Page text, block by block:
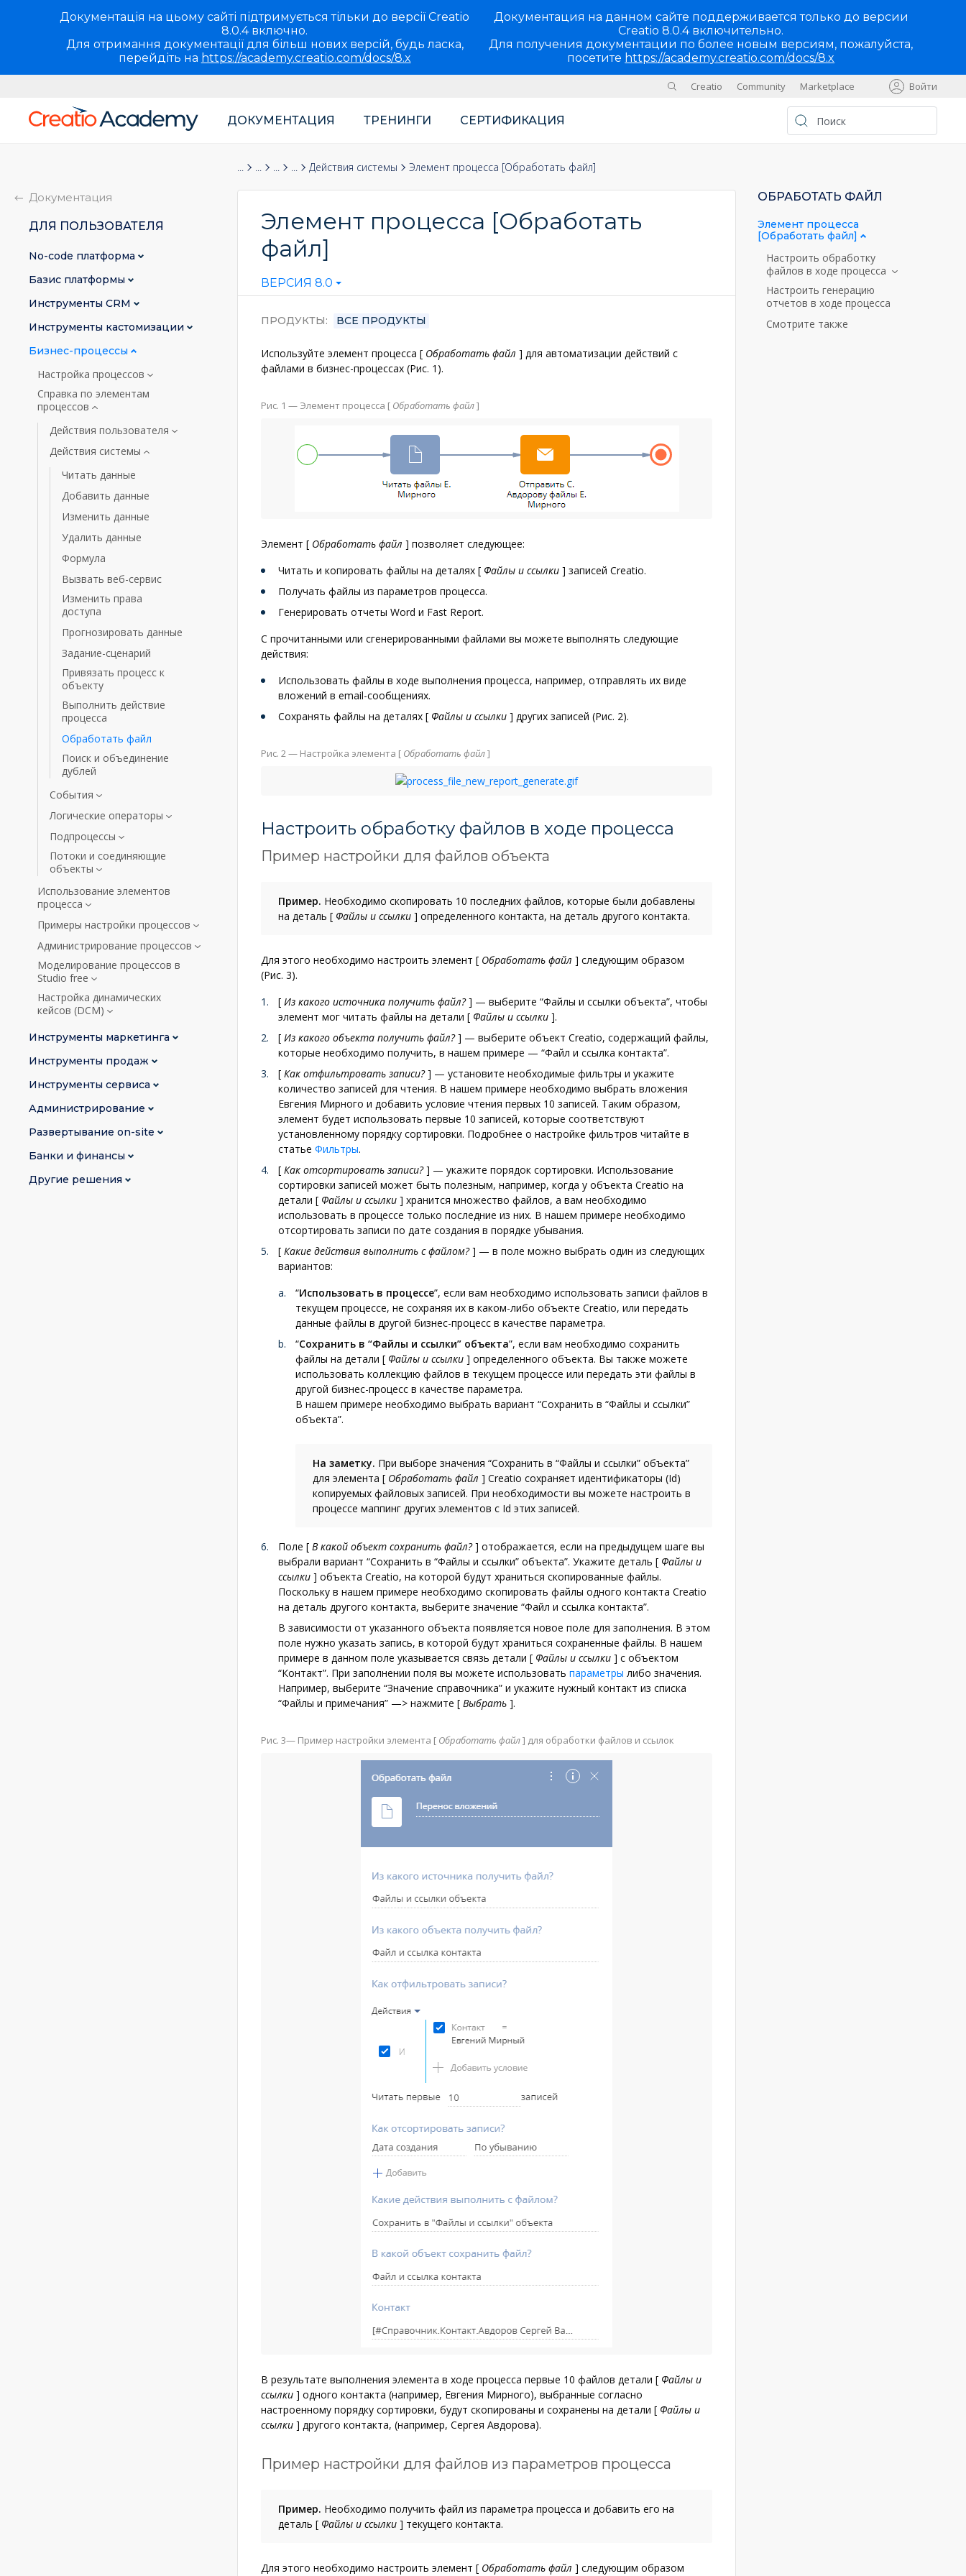
Документація на цьому сайті підтримується тільки до версії Creatio
8.0.4 включно.
Для отримання документації для більш нових версій, будь ласка,
перейдіть на https://academy.creatio.com/docs/8.x
Документация на данном сайте поддерживается только до версии
Creatio 8.0.4 включительно.
Для получения документации по более новым версиям, пожалуйста,
посетите https://academy.creatio.com/docs/8.x
Creatio Community Marketplace Войти
Основная
ДОКУМЕНТАЦИЯ ТРЕНИНГИ СЕРТИФИКАЦИЯ
Документация
Для пользователя
Бизнес-процессы
Справка по элементам процессов
Действия системы Элемент процесса [Обработать файл]
Элемент процесса [Обработать
файл]
ВЕРСИЯ 8.0
ПРОДУКТЫ ВСЕ ПРОДУКТЫ
Используйте элемент процесса [ Обработать файл ] для автоматизации действий с
файлами в бизнес-процессах (Рис. 1).
Рис. 1 — Элемент процесса [ Обработать файл]
Элемент [ Обработать файл ] позволяет следующее:
Читать и копировать файлы на деталях [ Файлы и ссылки ] записей Creatio.
Получать файлы из параметров процесса.
Генерировать отчеты Word и Fast Report.
С прочитанными или сгенерированными файлами вы можете выполнять следующие
действия:
Использовать файлы в ходе выполнения процесса, например, отправлять их виде
вложений в email-сообщениях.
Сохранять файлы на деталях [ Файлы и ссылки ] других записей (Рис. 2).
Рис. 2 — Настройка элемента [ Обработать файл]
Настроить обработку файлов в ходе процесса
Пример настройки для файлов объекта
Пример. Необходимо скопировать 10 последних файлов, которые были добавлены
на деталь [ Файлы и ссылки ] определенного контакта, на деталь другого контакта.
Для этого необходимо настроить элемент [ Обработать файл ] следующим образом
(Рис. 3).
[ Из какого источника получить файл? ] — выберите “Файлы и ссылки объекта”, чтобы
элемент мог читать файлы на детали [ Файлы и ссылки ].
[ Из какого объекта получить файл? ] — выберите объект Creatio, содержащий файлы,
которые необходимо получить, в нашем примере — “Файл и ссылка контакта”.
[ Как отфильтровать записи? ] — установите необходимые фильтры и укажите
количество записей для чтения. В нашем примере необходимо выбрать вложения
Евгения Мирного и добавить условие чтения первых 10 записей. Таким образом,
элемент будет использовать первые 10 записей, которые соответствуют
установленному порядку сортировки. Подробнее о настройке фильтров читайте в
статье Фильтры.
[ Как отсортировать записи? ] — укажите порядок сортировки. Использование
сортировки записей может быть полезным, например, когда у объекта Creatio на
детали [ Файлы и ссылки ] хранится множество файлов, а вам необходимо
использовать в процессе только последние из них. В нашем примере необходимо
отсортировать записи по дате создания в порядке убывания.
[ Какие действия выполнить с файлом? ] — в поле можно выбрать один из следующих
вариантов:
“Использовать в процессе”, если вам необходимо использовать записи файлов в
текущем процессе, не сохраняя их в каком-либо объекте Creatio, или передать
данные файлы в другой бизнес-процесс в качестве параметра.
“Сохранить в “Файлы и ссылки” объекта”, если вам необходимо сохранить
файлы на детали [ Файлы и ссылки ] определенного объекта. Вы также можете
использовать коллекцию файлов в текущем процессе или передать эти файлы в
другой бизнес-процесс в качестве параметра.
В нашем примере необходимо выбрать вариант “Сохранить в “Файлы и ссылки”
объекта”.
На заметку. При выборе значения “Сохранить в “Файлы и ссылки” объекта”
для элемента [ Обработать файл ] Creatio сохраняет идентификаторы (Id)
копируемых файловых записей. При необходимости вы можете настроить в
процессе маппинг других элементов с Id этих записей.
Поле [ В какой объект сохранить файл? ] отображается, если на предыдущем шаге вы
выбрали вариант “Сохранить в “Файлы и ссылки” объекта”. Укажите деталь [ Файлы и
ссылки ] объекта Creatio, на которой будут храниться скопированные файлы.
Поскольку в нашем примере необходимо скопировать файлы одного контакта Creatio
на деталь другого контакта, выберите значение “Файл и ссылка контакта”.
В зависимости от указанного объекта появляется новое поле для заполнения. В этом
поле нужно указать запись, в которой будут храниться сохраненные файлы. В нашем
примере в данном поле указывается связь детали [ Файлы и ссылки ] с объектом
“Контакт”. При заполнении поля вы можете использовать параметры либо значения.
Например, выберите “Значение справочника” и укажите нужный контакт из списка
“Файлы и примечания” —> нажмите [ Выбрать ].
Рис. 3— Пример настройки элемента [ Обработать файл] для обработки файлов и ссылок
В результате выполнения элемента в ходе процесса первые 10 файлов детали [ Файлы и
ссылки ] одного контакта (например, Евгения Мирного), выбранные согласно
настроенному порядку сортировки, будут скопированы и сохранены на детали [ Файлы и
ссылки ] другого контакта, (например, Сергея Авдорова).
Пример настройки для файлов из параметров процесса
Пример. Необходимо получить файл из параметра процесса и добавить его на
деталь [ Файлы и ссылки ] текущего контакта.
Для этого необходимо настроить элемент [ Обработать файл ] следующим образом
Документация
ДЛЯ ПОЛЬЗОВАТЕЛЯ
No-сode платформа
Базис платформы
Инструменты CRM
Инструменты кастомизации
Бизнес-процессы
Настройка процессов
Справка по элементам
процессов
Действия пользователя
Действия системы
Читать данные
Добавить данные
Изменить данные
Удалить данные
Формула
Вызвать веб-сервис
Изменить права
доступа
Прогнозировать данные
Задание-сценарий
Привязать процесс к
объекту
Выполнить действие
процесса
Обработать файл
Поиск и объединение
дублей
События
Логические операторы
Подпроцессы
Потоки и соединяющие
объекты
Использование элементов
процесса
Примеры настройки процессов
Администрирование процессов
Моделирование процессов в
Studio free
Настройка динамических
кейсов (DCM)
Инструменты маркетинга
Инструменты продаж
Инструменты сервиса
Администрирование
Развертывание on-site
Банки и финансы
Другие решения
ОБРАБОТАТЬ ФАЙЛ
Элемент процесса
[Обработать файл]
Настроить обработку
файлов в ходе процесса
Настроить генерацию
отчетов в ходе процесса
Смотрите также